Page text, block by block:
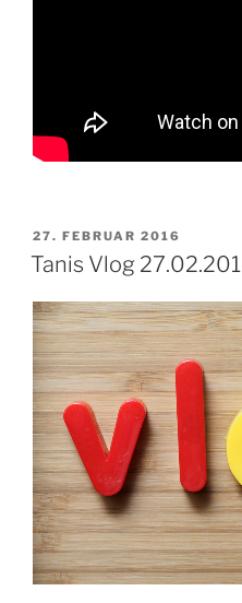
VERÖFFENTLICHT
AM
27. FEBRUAR 2016
Tanis Vlog